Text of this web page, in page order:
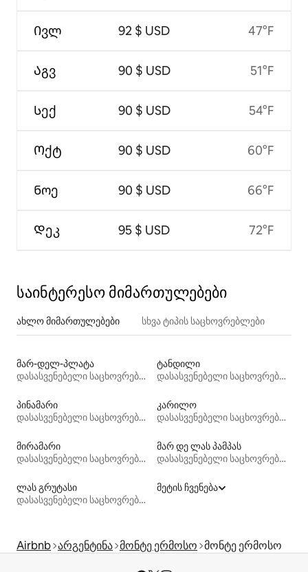
Ივლ
Აგვ
Სექ
Ოქტ
Ნოე
Დეკ
92 $ USD
90 $ USD
90 $ USD
90 $ USD
90 $ USD
95 $ USD
47°F
51°F
54°F
60°F
66°F
72°F
საინტერესო მიმართულებები
ახლო მიმართულებები სხვა ტიპის საცხოვრებლები
მარ-დელ-პლატა
დასასვენებელი საცხოვრებლები
ტანდილი
დასასვენებელი საცხოვრებლები
პინამარი
დასასვენებელი საცხოვრებლები
კარილო
დასასვენებელი საცხოვრებლები
მირამარი
დასასვენებელი საცხოვრებლები
მარ დე ლას პამპას
დასასვენებელი საცხოვრებლები
ლას გრუტასი
დასასვენებელი საცხოვრებლები
მეტის ჩვენება
Airbnb არგენტინა მონტე ერმოსო მონტე ერმოსო